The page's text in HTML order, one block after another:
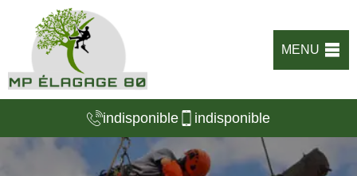
MENU
indisponible indisponible